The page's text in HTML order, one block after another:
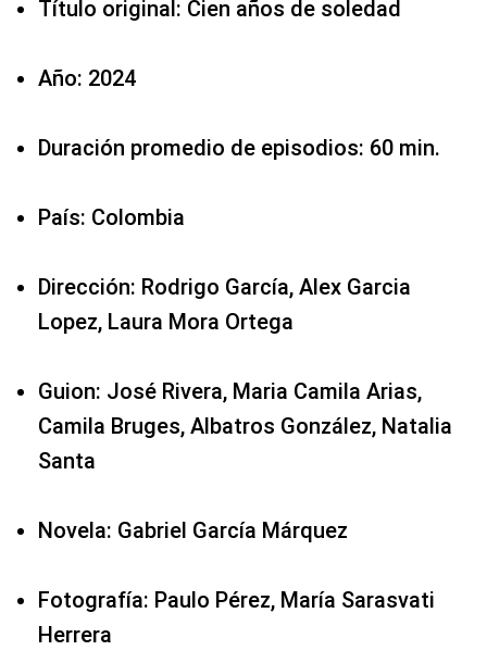
Título original: Cien años de soledad
Año: 2024
Duración promedio de episodios: 60 min.
País: Colombia
Dirección: Rodrigo García, Alex Garcia
Lopez, Laura Mora Ortega
Guion: José Rivera, Maria Camila Arias,
Camila Bruges, Albatros González, Natalia
Santa
Novela: Gabriel García Márquez
Fotografía: Paulo Pérez, María Sarasvati
Herrera